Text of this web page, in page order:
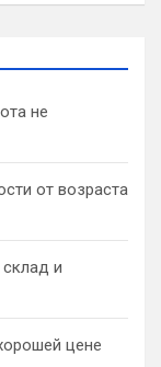
не
от возраста
и
цене